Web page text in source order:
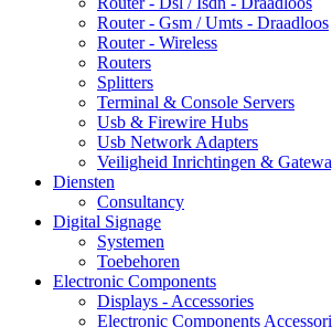
Router - Gsm / Umts - Draadloos
Router - Wireless
Routers
Splitters
Terminal & Console Servers
Usb & Firewire Hubs
Usb Network Adapters
Veiligheid Inrichtingen &
Diensten
Consultancy
Digital Signage
Systemen
Toebehoren
Electronic Components
Displays - Accessories
Electronic Components